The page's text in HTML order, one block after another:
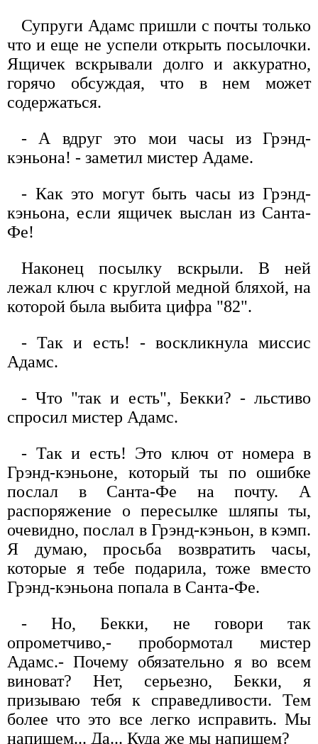
Супруги Адамс пришли с почты только
что и еще не успели открыть посылочки.
Ящичек вскрывали долго и аккуратно,
горячо обсуждая, что в нем может
содержаться.
- А вдруг это мои часы из Грэнд-
кэньона! - заметил мистер Адаме.
- Как это могут быть часы из Грэнд-
кэньона, если ящичек выслан из Санта-
Фе!
Наконец посылку вскрыли. В ней
лежал ключ с круглой медной бляхой, на
которой была выбита цифра "82".
- Так и есть! - воскликнула миссис
Адамс.
- Что "так и есть", Бекки? - льстиво
спросил мистер Адамс.
- Так и есть! Это ключ от номера в
Грэнд-кэньоне, который ты по ошибке
послал в Санта-Фе на почту. А
распоряжение о пересылке шляпы ты,
очевидно, послал в Грэнд-кэньон, в кэмп.
Я думаю, просьба возвратить часы,
которые я тебе подарила, тоже вместо
Грэнд-кэньона попала в Санта-Фе.
- Но, Бекки, не говори так
опрометчиво,- пробормотал мистер
Адамс.- Почему обязательно я во всем
виноват? Нет, серьезно, Бекки, я
призываю тебя к справедливости. Тем
более что это все легко исправить. Мы
напишем... Да... Куда же мы напишем?